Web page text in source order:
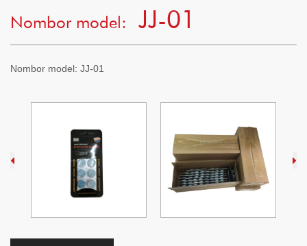
Nombor model:
JJ-01
Nombor model: JJ-01